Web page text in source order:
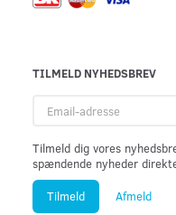
TILMELD NYHEDSBREV
adresse
Tilmeld dig vores
spændende nyheder
Tilmeld Afmeld